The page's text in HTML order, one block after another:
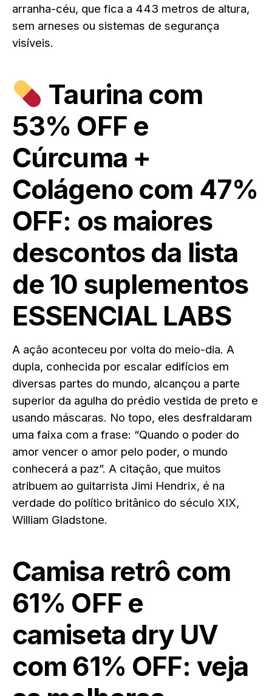
arranha-céu, que fica a 443 metros de altura,
sem arneses ou sistemas de segurança
visíveis.
Taurina com
53% OFF e
Cúrcuma +
Colágeno com 47%
OFF: os maiores
descontos da lista
de 10 suplementos
ESSENCIAL LABS
A ação aconteceu por volta do meio-dia. A
dupla, conhecida por escalar edifícios em
diversas partes do mundo, alcançou a parte
superior da agulha do prédio vestida de preto e
usando máscaras. No topo, eles desfraldaram
uma faixa com a frase: “Quando o poder do
amor vencer o amor pelo poder, o mundo
conhecerá a paz”. A citação, que muitos
atribuem ao guitarrista Jimi Hendrix, é na
verdade do político britânico do século XIX,
William Gladstone.
Camisa retrô com
61% OFF e
camiseta dry UV
com 61% OFF: veja